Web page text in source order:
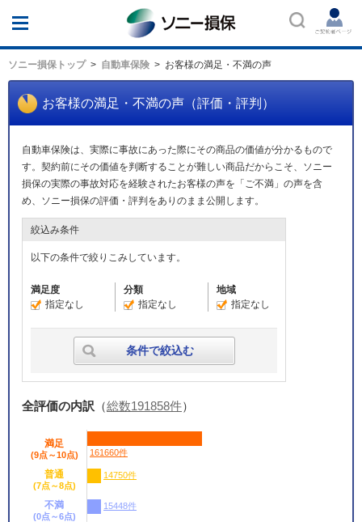
ソニー損保
ソニー損保トップ 自動車保険 お客様の満足・不満の声
お客様の満足・不満の声（評価・評判）
自動車保険は、実際に事故にあった際にその商品の価値が分かるもので
す。契約前にその価値を判断することが難しい商品だからこそ、ソニー
損保の実際の事故対応を経験されたお客様の声を「ご不満」の声を含
め、ソニー損保の評価・評判をありのまま公開します。
絞込み条件
以下の条件で絞りこみしています。
満足度
指定なし
分類
指定なし
地域
指定なし
条件で絞込む
全評価の内訳 （総数191858件）
満足
(9点～10点) 161660件
普通
(7点～8点)
14750件
不満
(0点～6点)
15448件